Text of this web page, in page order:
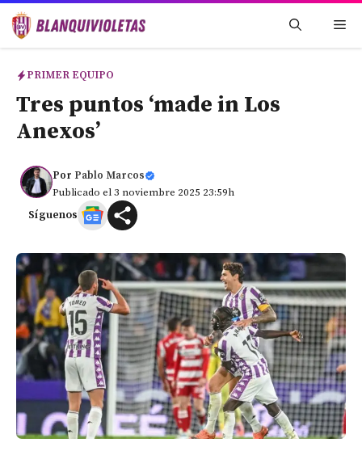
Saltar
PRIMER EQUIPO
Tres puntos ‘made in Los
Anexos’
Por Pablo Marcos
Publicado el 3 noviembre 2025 23:59h
Síguenos